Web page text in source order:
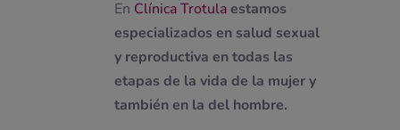
En Clínica Trotulaestamos
especializados en salud sexual
y reproductiva en todas las
etapas de la vida de la mujer y
también en la del hombre.